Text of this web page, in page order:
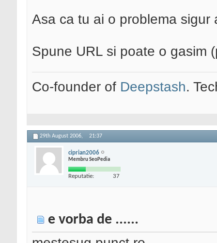
Asa ca tu ai o problema sigur
Spune URL si poate o gasim
Co-founder of Deepstash.
29th August 2006, 21:37
ciprian2006
Membru SeoPedia
Reputatie: 37
e vorba de ......